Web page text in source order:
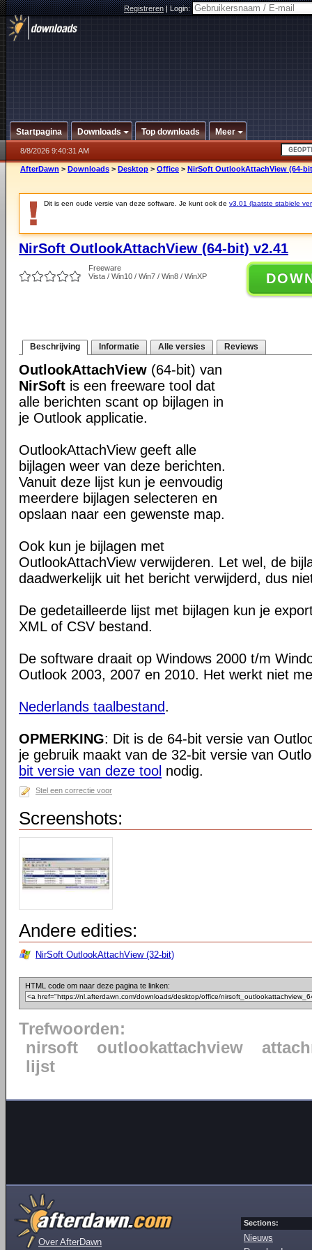
Registreren|Login:
Startpagina Downloads Top downloads Meer
8/8/2026 9:40:31 AM
AfterDawn > Downloads > Desktop > Office > NirSoft OutlookAttachView (64-
Dit is een oude versie van deze software. Je kunt ook de v3.01 (laatste stabiele
NirSoft OutlookAttachView (64-bit) v2.41
Freeware
Vista / Win10 / Win7 / Win8 / WinXP
Beschrijving Informatie Alle versies Reviews
OutlookAttachView (64-bit) van
NirSoft is een freeware tool dat
alle berichten scant op bijlagen in
je Outlook applicatie.
OutlookAttachView geeft alle
bijlagen weer van deze berichten.
Vanuit deze lijst kun je eenvoudig
meerdere bijlagen selecteren en
opslaan naar een gewenste map.
Ook kun je bijlagen met
OutlookAttachView verwijderen. Let wel, de
daadwerkelijk uit het bericht verwijderd, dus
De gedetailleerde lijst met bijlagen kun je
XML of CSV bestand.
De software draait op Windows 2000 t/m
Outlook 2003, 2007 en 2010. Het werkt niet
Nederlands taalbestand.
OPMERKING: Dit is de 64-bit versie van
je gebruik maakt van de 32-bit versie van
bit versie van deze tool nodig.
Stel een correctie voor
Screenshots:
Andere edities:
NirSoft OutlookAttachView (32-bit)
HTML code om naar deze pagina te linken:
Trefwoorden:
nirsoft
outlookattachview
lijst
Over AfterDawn
Sections:
Nieuws